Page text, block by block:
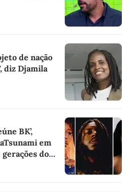
de nação
diz Djamila
BK’,
em
do